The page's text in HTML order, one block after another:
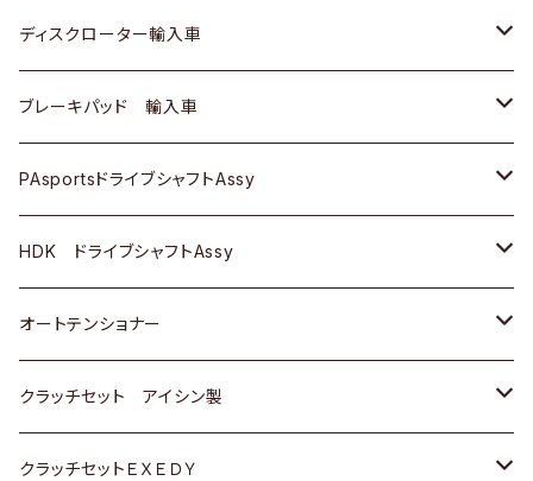
スバル
マツダ
三菱
スバル
ＢＥＮＺ
マツダ
三菱
スバル
ダイハツ
マツダ
三菱
スバル
日産
ダイハツ
マツダ
三菱
スバル
スズキ
日産
ダイハツ
マツダ
三菱
スバル
スズキ
日産
ダイハツ
マツダ
三菱
スバル
トヨタ
ホンダ
スズキ
日産
いすゞ
ダイハツ
マツダ
ディスクローター輸入車
ＡＵＤＩ
ＢＥＮＺ
ＢＭＷ
GOLF
ＷＡＧＥＮ
アストロ（シボレー）
ブレーキパッド 輸入車
ＢＥＮＺ
ＢＭＷ
ＷＡＧＥＮ
ＶＯＬＶＯ
PAsportsドライブシャフトAssy
トヨタ
ホンダ
スズキ
日産
HDK ドライブシャフトAssy
スズキ
ダイハツ
日産
オートテンショナー
トヨタ
クラッチセット アイシン製
ホンダ
クラッチセットＥＸＥＤＹ